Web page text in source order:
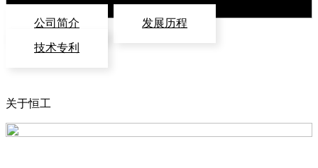
公司简介 发展历程
技术专利
关于恒工